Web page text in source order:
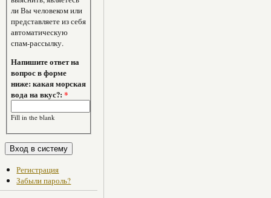
ли Вы человеком или
представляете из себя
автоматическую
спам-рассылку.
Напишите ответ на
вопрос в форме
ниже: какая морская
вода на вкус?:*
Fill in the blank
Регистрация
Забыли пароль?